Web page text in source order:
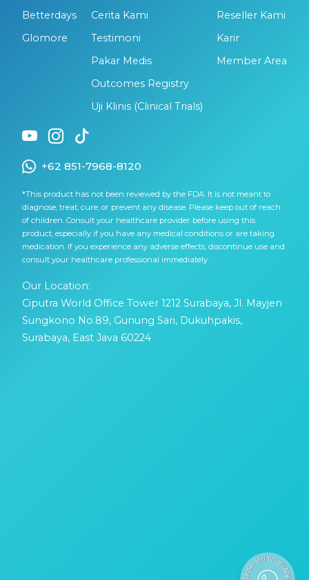
Betterdays
Glomore
Cerita Kami
Testimoni
Pakar Medis
Outcomes Registry
Uji Klinis (Clinical Trials)
Reseller Kami
Karir
Member Area
+62 851-7968-8120
*This product has not been reviewed by the FDA. It is not meant to
diagnose, treat, cure, or prevent any disease. Please keep out of reach
of children. Consult your healthcare provider before using this
product, especially if you have any medical conditions or are taking
medication. If you experience any adverse effects, discontinue use and
consult your healthcare professional immediately.
Our Location:
Ciputra World Office Tower 1212 Surabaya, Jl. Mayjen
Sungkono No.89, Gunung Sari, Dukuhpakis,
Surabaya, East Java 60224